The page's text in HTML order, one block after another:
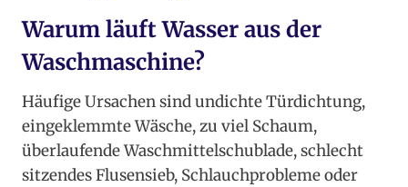
Warum läuft Wasser aus der
Waschmaschine?
Häufige Ursachen sind undichte Türdichtung,
eingeklemmte Wäsche, zu viel Schaum,
überlaufende Waschmittelschublade, schlecht
sitzendes Flusensieb, Schlauchprobleme oder